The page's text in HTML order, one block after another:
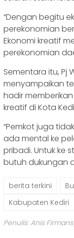
“Dengan begitu
perekonomian
Ekonomi kreatif
perekonomian
Sementara itu, Pj
menyampaikan
hadir
kreatif di Kota
“Pemkot juga
ada mental ke
pribadi. Untuk ke
butuh dukungan
berita terkini
Kabupaten Kediri
Penulis: Anis